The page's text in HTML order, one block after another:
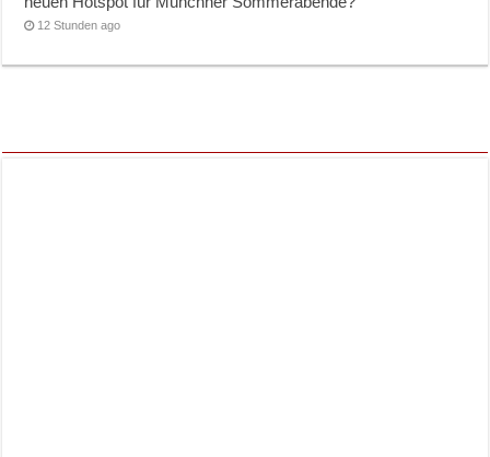
12 Stunden ago